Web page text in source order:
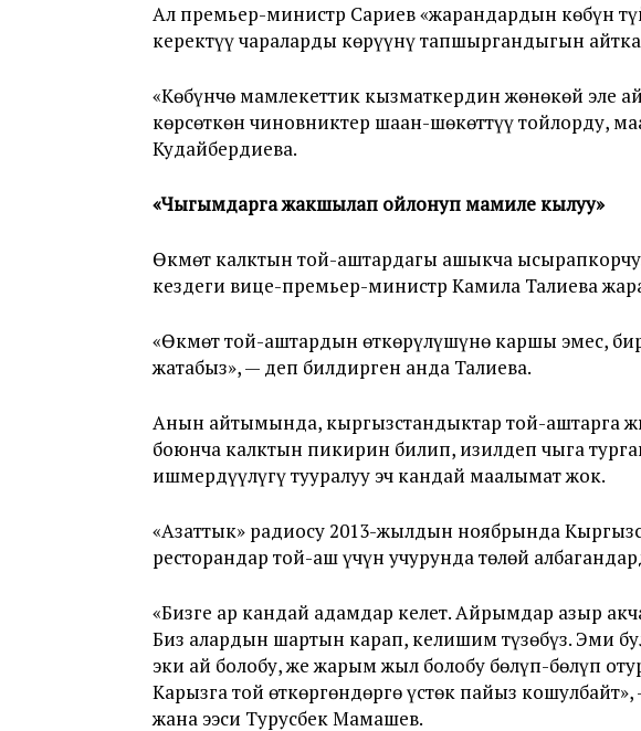
Ал премьер-министр Сариев «жарандардын көбүн
керектүү чараларды көрүүнү тапшыргандыгын
«Көбүнчө мамлекеттик кызматкердин жөнөкөй эле
көрсөткөн чиновниктер шаан-шөкөттүү тойлорду,
Кудайбердиева.
«Чыгымдарга жакшылап ойлонуп мамиле кылуу»
Өкмөт калктын той-аштардагы ашыкча
кездеги вице-премьер-министр Камила Талиева
«Өкмөт той-аштардын өткөрүлүшүнө каршы эмес,
жатабыз», — деп билдирген анда Талиева.
Анын айтымында, кыргызстандыктар той-аштарга
боюнча калктын пикирин билип, изилдеп чыга
ишмердүүлүгү тууралуу эч кандай маалымат жок.
«Азаттык» радиосу 2013-жылдын ноябрында
ресторандар той-аш үчүн учурунда төлөй
«Бизге ар кандай адамдар келет. Айрымдар азыр
Биз алардын шартын карап, келишим түзөбүз. Эми
эки ай болобу, же жарым жыл болобу бөлүп-бөлүп
Карызга той өткөргөндөргө үстөк пайыз
жана ээси Турусбек Мамашев.